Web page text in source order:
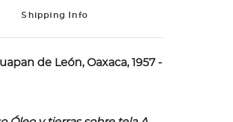
Shipping Info
de León, Oaxaca, 1957 -